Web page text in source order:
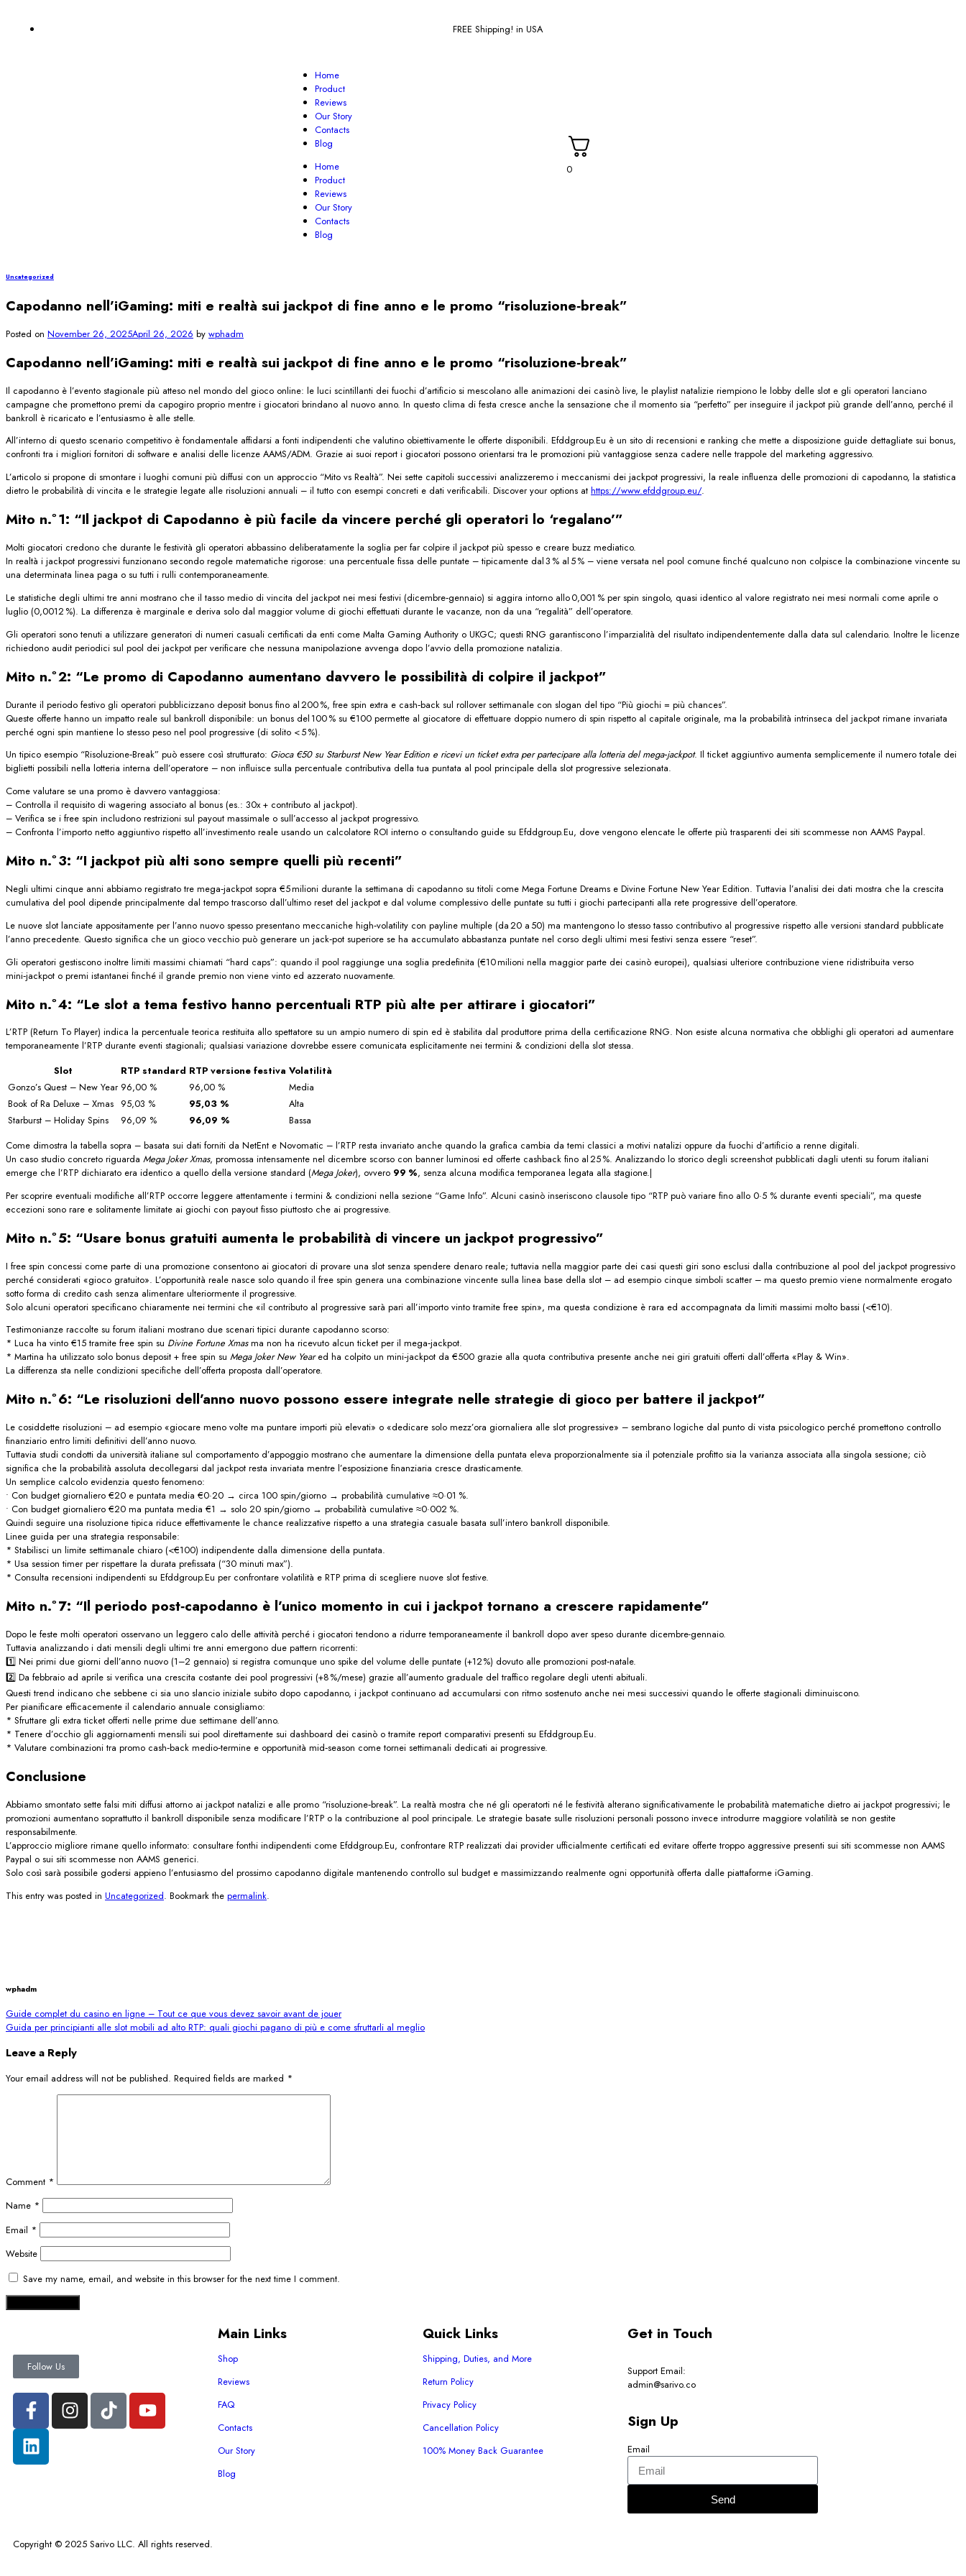
FREE Shipping! in USA
Home
Product
Reviews
Our Story
Contacts
Blog
Home
Product
Reviews
Our Story
Contacts
Blog
0
Uncategorized
Capodanno nell’iGaming: miti e realtà sui jackpot di fine anno e le promo “risoluzione‑break”
Posted on November 26, 2025April 26, 2026 by wphadm
Capodanno nell’iGaming: miti e realtà sui jackpot di fine anno e le promo “risoluzione‑break”
Il capodanno è l’evento stagionale più atteso nel mondo del gioco online: le luci scintillanti dei fuochi d’artificio si mescolano alle animazioni dei casinò live, le playlist natalizie riempiono le lobby delle slot e gli operatori lanciano
campagne che promettono premi da capogiro proprio mentre i giocatori brindano al nuovo anno. In questo clima di festa cresce anche la sensazione che il momento sia “perfetto” per inseguire il jackpot più grande dell’anno, perché il
bankroll è ricaricato e l’entusiasmo è alle stelle.
All’interno di questo scenario competitivo è fondamentale affidarsi a fonti indipendenti che valutino obiettivamente le offerte disponibili. Efddgroup.Eu è un sito di recensioni e ranking che mette a disposizione guide dettagliate sui bonus,
confronti tra i migliori fornitori di software e analisi delle licenze AAMS/ADM. Grazie ai suoi report i giocatori possono orientarsi tra le promozioni più vantaggiose senza cadere nelle trappole del marketing aggressivo.
L’articolo si propone di smontare i luoghi comuni più diffusi con un approccio “Mito vs Realtà”. Nei sette capitoli successivi analizzeremo i meccanismi dei jackpot progressivi, la reale influenza delle promozioni di capodanno, la statistica
dietro le probabilità di vincita e le strategie legate alle risoluzioni annuali – il tutto con esempi concreti e dati verificabili. Discover your options at https://www.efddgroup.eu/.
Mito n.º 1: “Il jackpot di Capodanno è più facile da vincere perché gli operatori lo ‘regalano’”
Molti giocatori credono che durante le festività gli operatori abbassino deliberatamente la soglia per far colpire il jackpot più spesso e creare buzz mediatico.
In realtà i jackpot progressivi funzionano secondo regole matematiche rigorose: una percentuale fissa delle puntate – tipicamente dal 3 % al 5 % – viene versata nel pool comune finché qualcuno non colpisce la combinazione vincente su
una determinata linea paga o su tutti i rulli contemporaneamente.
Le statistiche degli ultimi tre anni mostrano che il tasso medio di vincita del jackpot nei mesi festivi (dicembre‑gennaio) si aggira intorno allo 0,001 % per spin singolo, quasi identico al valore registrato nei mesi normali come aprile o
luglio (0,0012 %). La differenza è marginale e deriva solo dal maggior volume di giochi effettuati durante le vacanze, non da una “regalità” dell’operatore.
Gli operatori sono tenuti a utilizzare generatori di numeri casuali certificati da enti come Malta Gaming Authority o UKGC; questi RNG garantiscono l’imparzialità del risultato indipendentemente dalla data sul calendario. Inoltre le licenze
richiedono audit periodici sul pool dei jackpot per verificare che nessuna manipolazione avvenga dopo l’avvio della promozione natalizia.
Mito n.º 2: “Le promo di Capodanno aumentano davvero le possibilità di colpire il jackpot”
Durante il periodo festivo gli operatori pubblicizzano deposit bonus fino al 200 %, free spin extra e cash‑back sul rollover settimanale con slogan del tipo “Più giochi = più chances”.
Queste offerte hanno un impatto reale sul bankroll disponibile: un bonus del 100 % su €100 permette al giocatore di effettuare doppio numero di spin rispetto al capitale originale, ma la probabilità intrinseca del jackpot rimane invariata
perché ogni spin mantiene lo stesso peso nel pool progressive (di solito < 5 %).
Un tipico esempio “Risoluzione‑Break” può essere così strutturato: Gioca €50 su Starburst New Year Edition e ricevi un ticket extra per partecipare alla lotteria del mega‑jackpot. Il ticket aggiuntivo aumenta semplicemente il numero totale dei
biglietti possibili nella lotteria interna dell’operatore – non influisce sulla percentuale contributiva della tua puntata al pool principale della slot progressive selezionata.
Come valutare se una promo è davvero vantaggiosa:
– Controlla il requisito di wagering associato al bonus (es.: 30x + contributo al jackpot).
– Verifica se i free spin includono restrizioni sul payout massimale o sull’accesso al jackpot progressivo.
– Confronta l’importo netto aggiuntivo rispetto all’investimento reale usando un calcolatore ROI interno o consultando guide su Efddgroup.Eu, dove vengono elencate le offerte più trasparenti dei siti scommesse non AAMS Paypal.
Mito n.º 3: “I jackpot più alti sono sempre quelli più recenti”
Negli ultimi cinque anni abbiamo registrato tre mega‑jackpot sopra €5 milioni durante la settimana di capodanno su titoli come Mega Fortune Dreams e Divine Fortune New Year Edition. Tuttavia l’analisi dei dati mostra che la crescita
cumulativa del pool dipende principalmente dal tempo trascorso dall’ultimo reset del jackpot e dal volume complessivo delle puntate su tutti i giochi partecipanti alla rete progressive dell’operatore.
Le nuove slot lanciate appositamente per l’anno nuovo spesso presentano meccaniche high‑volatility con payline multiple (da 20 a 50) ma mantengono lo stesso tasso contributivo al progressive rispetto alle versioni standard pubblicate
l’anno precedente. Questo significa che un gioco vecchio può generare un jack‑pot superiore se ha accumulato abbastanza puntate nel corso degli ultimi mesi festivi senza essere “reset”.
Gli operatori gestiscono inoltre limiti massimi chiamati “hard caps”: quando il pool raggiunge una soglia predefinita (€10 milioni nella maggior parte dei casinò europei), qualsiasi ulteriore contribuzione viene ridistribuita verso
mini‑jackpot o premi istantanei finché il grande premio non viene vinto ed azzerato nuovamente.
Mito n.º 4: “Le slot a tema festivo hanno percentuali RTP più alte per attirare i giocatori”
L’RTP (Return To Player) indica la percentuale teorica restituita allo spettatore su un ampio numero di spin ed è stabilita dal produttore prima della certificazione RNG. Non esiste alcuna normativa che obblighi gli operatori ad aumentare
temporaneamente l’RTP durante eventi stagionali; qualsiasi variazione dovrebbe essere comunicata esplicitamente nei termini & condizioni della slot stessa.
Slot
RTP standard RTP versione festiva Volatilità
Gonzo’s Quest – New Year 96,00 % 96,00 %
Media
Book of Ra Deluxe – Xmas 95,03 % 95,03 %
Alta
Starburst – Holiday Spins
96,09 % 96,09 %
Bassa
Come dimostra la tabella sopra – basata sui dati forniti da NetEnt e Novomatic – l’RTP resta invariato anche quando la grafica cambia da temi classici a motivi natalizi oppure da fuochi d’artificio a renne digitali.
Un caso studio concreto riguarda Mega Joker Xmas, promossa intensamente nel dicembre scorso con banner luminosi ed offerte cashback fino al 25 %. Analizzando lo storico degli screenshot pubblicati dagli utenti su forum italiani
emerge che l’RTP dichiarato era identico a quello della versione standard (Mega Joker), ovvero 99 %, senza alcuna modifica temporanea legata alla stagione.|
Per scoprire eventuali modifiche all’RTP occorre leggere attentamente i termini & condizioni nella sezione “Game Info”. Alcuni casinò inseriscono clausole tipo “RTP può variare fino allo 0·5 % durante eventi speciali”, ma queste
eccezioni sono rare e solitamente limitate ai giochi con payout fisso piuttosto che ai progressive.
Mito n.º 5: “Usare bonus gratuiti aumenta le probabilità di vincere un jackpot progressivo”
I free spin concessi come parte di una promozione consentono ai giocatori di provare una slot senza spendere denaro reale; tuttavia nella maggior parte dei casi questi giri sono esclusi dalla contribuzione al pool del jackpot progressivo
perché considerati «gioco gratuito». L’opportunità reale nasce solo quando il free spin genera una combinazione vincente sulla linea base della slot – ad esempio cinque simboli scatter – ma questo premio viene normalmente erogato
sotto forma di credito cash senza alimentare ulteriormente il progressive.
Solo alcuni operatori specificano chiaramente nei termini che «il contributo al progressive sarà pari all’importo vinto tramite free spin», ma questa condizione è rara ed accompagnata da limiti massimi molto bassi (<€10).
Testimonianze raccolte su forum italiani mostrano due scenari tipici durante capodanno scorso:
* Luca ha vinto €15 tramite free spin su Divine Fortune Xmasma non ha ricevuto alcun ticket per il mega‑jackpot.
* Martina ha utilizzato solo bonus deposit + free spin su Mega Joker New Yeared ha colpito un mini‑jackpot da €500 grazie alla quota contributiva presente anche nei giri gratuiti offerti dall’offerta «Play & Win».
La differenza sta nelle condizioni specifiche dell’offerta proposta dall’operatore.
Mito n.º 6: “Le risoluzioni dell’anno nuovo possono essere integrate nelle strategie di gioco per battere il jack­pot”
Le cosiddette risoluzioni – ad esempio «giocare meno volte ma puntare importi più elevati» o «dedicare solo mezz’ora giornaliera alle slot progressive» – sembrano logiche dal punto di vista psicologico perché promettono controllo
finanziario entro limiti definitivi dell’anno nuovo.
Tuttavia studi condotti da università italiane sul comportamento d’appoggio mostrano che aumentare la dimensione della puntata eleva proporzionalmente sia il potenziale profitto sia la varianza associata alla singola sessione; ciò
significa che la probabilità assoluta decollegarsi dal jack­pot resta invariata mentre l’esposizione finanziaria cresce drasticamente.
Un semplice calcolo evidenzia questo fenomeno:
• Con budget giornaliero €20 e puntata media €0·20 → circa 100 spin/giorno → probabilità cumulative ≈0·01 %.
• Con budget giornaliero €20 ma puntata media €1 → solo 20 spin/giorno → probabilità cumulative ≈0·002 %.
Quindi seguire una risoluzione tipica riduce effettivamente le chance realizzative rispetto a una strategia casuale basata sull’intero bankroll disponibile.
Linee guida per una strategia responsabile:
* Stabilisci un limite settimanale chiaro (<€100) indipendente dalla dimensione della puntata.
* Usa session timer per rispettare la durata prefissata (“30 minuti max”).
* Consulta recensioni indipendenti su Efddgroup.Eu per confrontare volatilità e RTP prima di scegliere nuove slot festive.
Mito n.º 7: “Il periodo post‑capodanno è l’unico momento in cui i jack­pot tornano a crescere rapidamente”
Dopo le feste molti operatori osservano un leggero calo delle attività perché i giocatori tendono a ridurre temporaneamente il bankroll dopo aver speso durante dicembre-gennaio.
Tuttavia analizzando i dati mensili degli ultimi tre anni emergono due pattern ricorrenti:
1️⃣ Nei primi due giorni dell’anno nuovo (1–2 gennaio) si registra comunque uno spike del volume delle puntate (+12 %) dovuto alle promozioni post‑natale.
2️⃣ Da febbraio ad aprile si verifica una crescita costante dei pool progressivi (+8 %/mese) grazie all’aumento graduale del traffico regolare degli utenti abituali.
Questi trend indicano che sebbene ci sia uno slancio iniziale subito dopo capodanno, i jack­pot continuano ad accumularsi con ritmo sostenuto anche nei mesi successivi quando le offerte stagionali diminuiscono.
Per pianificare efficacemente il calendario annuale consigliamo:
* Sfruttare gli extra ticket offerti nelle prime due settimane dell’anno.
* Tenere d’occhio gli aggiornamenti mensili sui pool direttamente sui dashboard dei casinò o tramite report comparativi presenti su Efddgroup.Eu.
* Valutare combinazioni tra promo cash‑back medio‑termine e opportunità mid‑season come tornei settimanali dedicati ai progressive.
Conclusione
Abbiamo smontato sette falsi miti diffusi attorno ai jack­pot natalizi e alle promo “risoluzione‑break”. La realtà mostra che né gli operator​ti né le festività alterano significativamente le probabilità matematiche dietro ai jack­pot progressivi; le
promozioni aumentano soprattutto il bankroll disponibile senza modificare l’RTP o la contribuzione al pool principale. Le strategie basate sulle risoluzioni personali possono invece introdurre maggiore volatilità se non gestite
responsabilmente.
L’approccio migliore rimane quello informato: consultare font​hi indipendenti come Efddgroup.Eu, confrontare RTP realizzati dai provider ufficialmente certificati ed evitare offerte troppo aggressive presenti sui siti scommesse non AAMS
Paypal o sui siti scommesse non AAMS generici.
Solo così sarà possibile godersi appieno l’entusiasmo del prossimo capodanno digitale mantenendo controllo sul budget e massimizzando realmente ogni opportunità offerta dalle piattaforme iGaming.​
This entry was posted in Uncategorized. Bookmark the permalink.
wphadm
Guide complet du casino en ligne – Tout ce que vous devez savoir avant de jouer
Guida per principianti alle slot mobili ad alto RTP: quali giochi pagano di più e come sfruttarli al meglio
Leave a Reply
Your email address will not be published. Required fields are marked *
Comment *
Name *
Email *
Website
Save my name, email, and website in this browser for the next time I comment.
Follow Us
Main Links
Shop
Reviews
FAQ
Contacts
Our Story
Blog
Quick Links
Shipping, Duties, and More
Return Policy
Privacy Policy
Cancellation Policy
100% Money Back Guarantee
Get in Touch
Support Email:
admin@sarivo.co
Sign Up
Email
Send
Copyright © 2025 Sarivo LLC. All rights reserved.